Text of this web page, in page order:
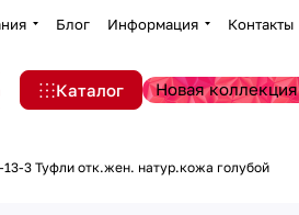
Блог Информация Контакты
Каталог Новая коллекция
13-3 Туфли отк.жен. натур.кожа голубой